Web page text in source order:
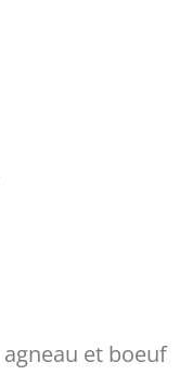
et boeuf